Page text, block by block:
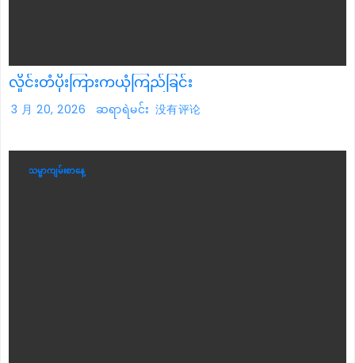
လှိုင်းတံပိုးကြားကယုံကြည်ခြင်း
3 月 20, 2026 ဆရာရဲမင်း 没有评论
သမ္မာကျမ်းစာနေ့